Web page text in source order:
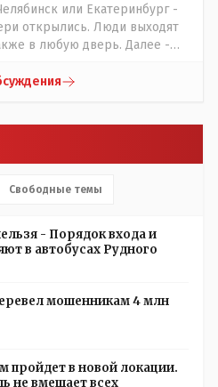
или Екатеринбург -
открылись. Люди выходят
в любую дверь. Далее -
с терминалом. Водитель
- несомненно рабочие
трудоустроить? Но зачем,
случаях оплаты наличкой)
Свободные темы
- Порядок входа и
в автобусах Рудного
мошенникам 4 млн
пройдет в новой локации.
не вмещает всех